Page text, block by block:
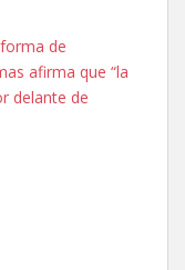
tiene miedo a la
de
afirma que “la
delante de